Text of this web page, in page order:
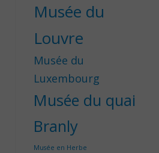
Musée du
Louvre
Musée du
Luxembourg
Musée du quai
Branly
Musée en Herbe